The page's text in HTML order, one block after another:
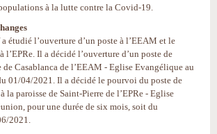
à la lutte contre la Covid-19.
étudié l’ouverture d’un poste à l’EEAM et le
l’EPRe. Il a décidé l’ouverture d’un poste de
de Casablanca de l’EEAM - Eglise Evangélique au
01/04/2021. Il a décidé le pourvoi du poste de
la paroisse de Saint-Pierre de l’EPRe - Eglise
pour une durée de six mois, soit du
2021.